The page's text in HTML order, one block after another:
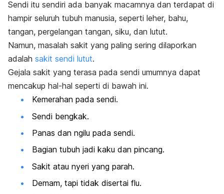
Sendi itu sendiri ada banyak macamnya dan terdapat di
hampir seluruh tubuh manusia, seperti leher, bahu,
tangan, pergelangan tangan, siku, dan lutut.
Namun, masalah sakit yang paling sering dilaporkan
adalah sakit sendi lutut.
Gejala sakit yang terasa pada sendi umumnya dapat
mencakup hal-hal seperti di bawah ini.
Kemerahan pada sendi.
Sendi bengkak.
Panas dan ngilu pada sendi.
Bagian tubuh jadi kaku dan pincang.
Sakit atau nyeri yang parah.
Demam, tapi tidak disertai flu.